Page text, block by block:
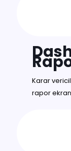
Karar
rapor